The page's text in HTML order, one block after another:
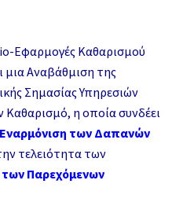
Εφαρμογές Καθαρισμού
μια Αναβάθμιση της
Σημασίας Υπηρεσιών
Καθαρισμό, η οποία συνδέει
Εναρμόνιση των Δαπανών
τελειότητα των
των Παρεχόμενων